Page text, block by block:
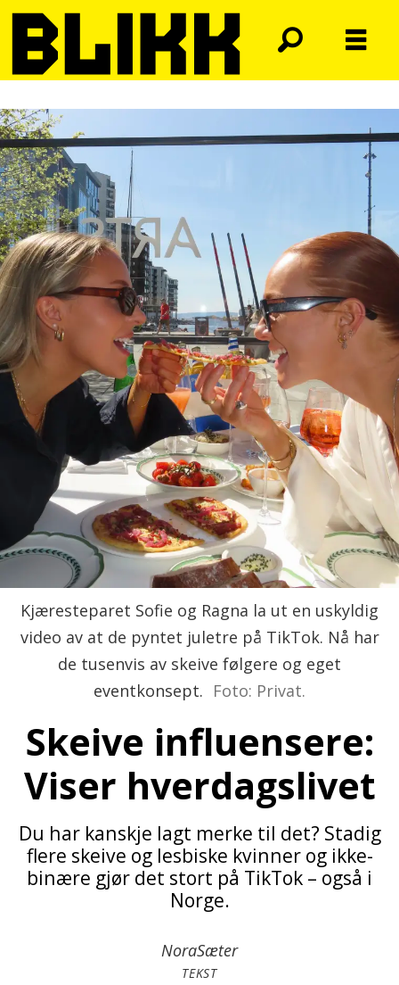
Kjæresteparet Sofie og Ragna la ut en uskyldig
video av at de pyntet juletre på TikTok. Nå har
de tusenvis av skeive følgere og eget
eventkonsept. Foto: Privat.
Skeive influensere:
Viser hverdagslivet
Du har kanskje lagt merke til det? Stadig
flere skeive og lesbiske kvinner og ikke-
binære gjør det stort på TikTok – også i
Norge.
NoraSæter
TEKST